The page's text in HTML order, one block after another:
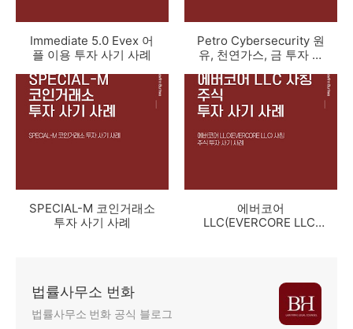
Immediate 5.0 Evex 어
플 이용 투자 사기 사례
Petro Cybersecurity 원
유, 천연가스, 금 투자 사
SPECIAL-M 코인거래소
투자 사기 사례
에버코어
LLC(EVERCORE LLC)
법률사무소 번화
법률사무소 번화 공식 블로그